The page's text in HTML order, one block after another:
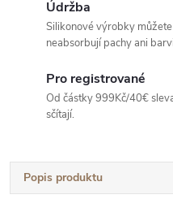
Údržba
Silikonové výrobky
neabsorbují pachy ani
Pro registrované
Od částky 999Kč/40€
sčítají.
Popis produktu